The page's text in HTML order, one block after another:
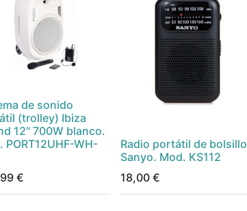
de sonido
(trolley) Ibiza
12" 700W blanco.
PORT12UHF-WH-
€
Radio portátil de bolsillo
Sanyo. Mod. KS112
18,00 €